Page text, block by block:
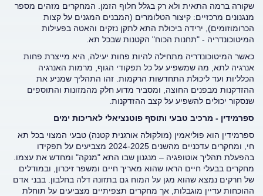
שקורה ברמה התאית ולא רק בגלל חלוף הזמן. המחקרים מזהים מספר
מנגנונים מרכזיים: קיצור הטלומרים (המבנים המגנים על קצות
הכרומוזומים), ירידה ביכולת התא לתקן נזקים והאטה בפעילות
המיטוכונדריה - "תחנות הכוח" הקטנות שבכל תא.
כאשר המיטוכונדריה מתחילה להיות פחות יעילה, היא מייצרת פחות
אנרגיה לתא, מה שמשפיע על כל תפקודי הגוף, מרמות האנרגיה
הכלליות ועד ליכולת התחדשות הרקמות. זהו התהליך שמניע את
ההזדקנות מבפנים החוצה, ומסביר מדוע חלק מהמזונות והתוספים
שנסקור יכולים להשפיע על קצב ההזדקנות.
ספרמידין - מרכיב טבעי ותוסף פוטנציאלי לאריכות ימים
ספרמידין הוא פוליאמין (מולקולה אורגנית קטנה) טבעי המצוי בכל תא
חי, ומחקרים עדכניים מהשנים 2024-2025 מצביעים על תפקידו
בהפעלת תהליך אוטופגיה – מנגנון שבו התא "מנקה" ומחדש את עצמו.
מחקרים בבעלי חיים הראו שהוא מאריך חיים ומשפר זיכרון, ובמודלים
של חרקים נמצא שהוא מגן על המוח גם בתזונה דלה בחלבון. בבני אדם
ההוכחות עדיין מוגבלות, אך מחקרים תצפיתיים מצביעים על תוחלת